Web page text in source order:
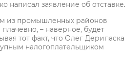
написал заявление об отставке.
из промышленных районов
– наверное, будет
тот факт, что Олег Дерипаска
налогоплательщиком